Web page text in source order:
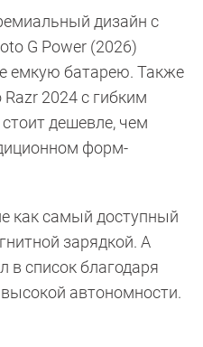
дизайн с
G Power (2026)
емкую батарею. Также
2024 с гибким
дешевле, чем
форм-
как самый доступный
зарядкой. А
в список благодаря
автономности.